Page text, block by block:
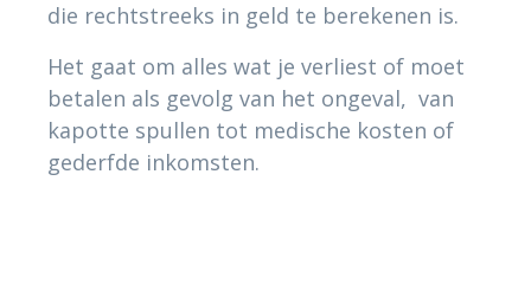
die rechtstreeks in geld te berekenen is.
Het gaat om alles wat je verliest of moet
betalen als gevolg van het ongeval, van
kapotte spullen tot medische kosten of
gederfde inkomsten.